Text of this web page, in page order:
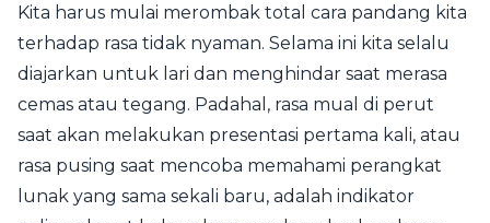
Kita harus mulai merombak total cara pandang kita
terhadap rasa tidak nyaman. Selama ini kita selalu
diajarkan untuk lari dan menghindar saat merasa
cemas atau tegang. Padahal, rasa mual di perut
saat akan melakukan presentasi pertama kali, atau
rasa pusing saat mencoba memahami perangkat
lunak yang sama sekali baru, adalah indikator